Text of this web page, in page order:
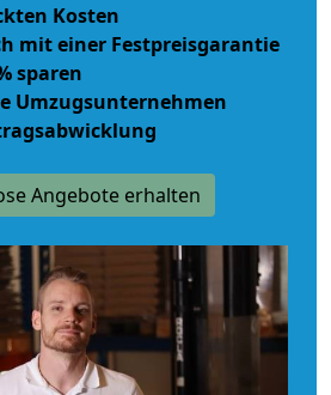
Kosten
mit einer Festpreisgarantie
sparen
Umzugsunternehmen
Angebote erhalten